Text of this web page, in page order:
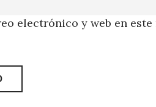
electrónico y web en